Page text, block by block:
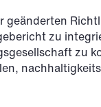
zu
zu